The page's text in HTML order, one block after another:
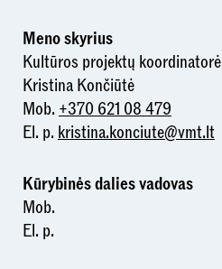
Menoskyrius
Kultūros projektų koordinatorė
Kristina Končiūtė
Mob. +370 621 08 479
El. p. kristina.konciute@vmt.lt
Kūrybinės dalies vadovas
Mob.
El. p.